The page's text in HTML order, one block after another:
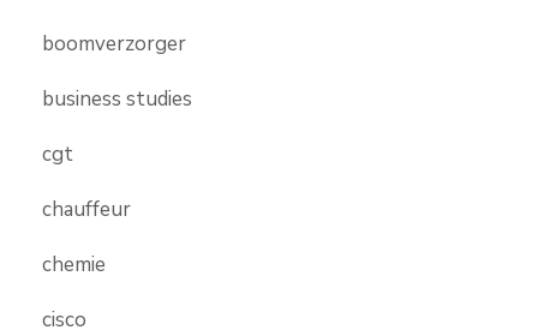
boomverzorger
business studies
cgt
chauffeur
chemie
cisco